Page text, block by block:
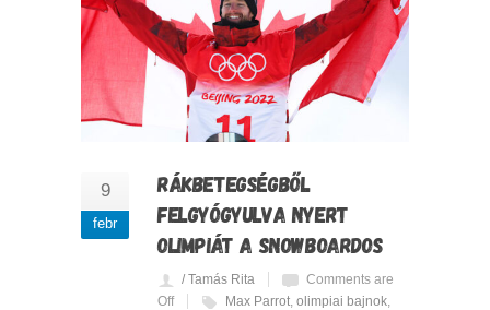
9
febr
RÁKBETEGSÉGBŐL
FELGYÓGYULVA NYERT
OLIMPIÁT A SNOWBOARDOS
/ Tamás Rita
Comments are
Off
Max Parrot olimpiai bajnok